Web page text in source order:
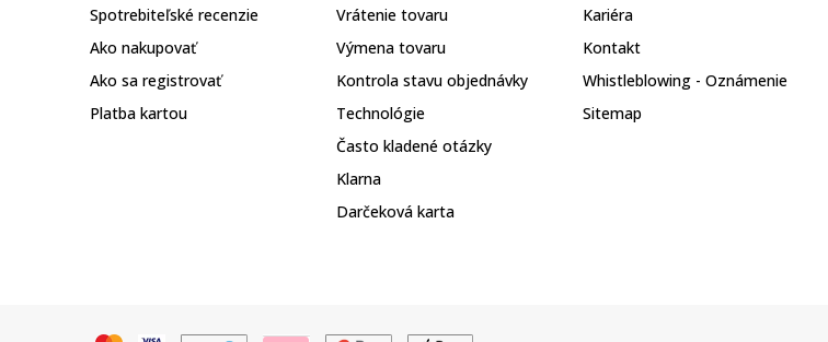
Spotrebiteľské recenzie
Ako nakupovať
Ako sa registrovať
Platba kartou
Vrátenie tovaru
Výmena tovaru
Kontrola stavu objednávky
Technológie
Často kladené otázky
Klarna
Darčeková karta
Kariéra
Kontakt
Whistleblowing - Oznámenie
Sitemap